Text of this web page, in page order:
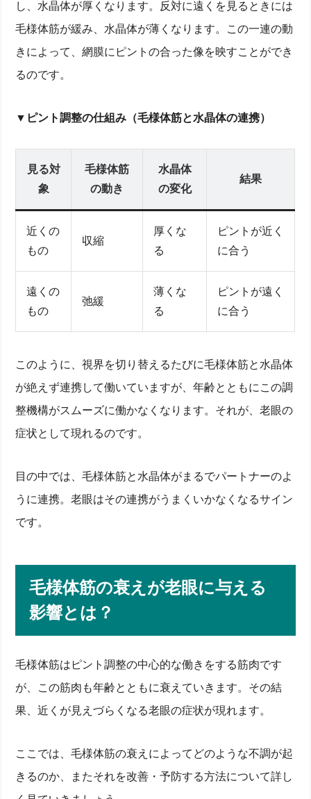
し、水晶体が厚くなります。反対に遠くを見るときには
毛様体筋が緩み、水晶体が薄くなります。この一連の動
きによって、網膜にピントの合った像を映すことができ
るのです。
▼ピント調整の仕組み（毛様体筋と水晶体の連携）
見る対
象
毛様体筋
の動き
水晶体
の変化
結果
近くの
もの
収縮
厚くな
る
ピントが近く
に合う
遠くの
もの
弛緩
薄くな
る
ピントが遠く
に合う
このように、視界を切り替えるたびに毛様体筋と水晶体
が絶えず連携して働いていますが、年齢とともにこの調
整機構がスムーズに働かなくなります。それが、老眼の
症状として現れるのです。
目の中では、毛様体筋と水晶体がまるでパートナーのよ
うに連携。老眼はその連携がうまくいかなくなるサイン
です。
毛様体筋の衰えが老眼に与える
影響とは？
毛様体筋はピント調整の中心的な働きをする筋肉です
が、この筋肉も年齢とともに衰えていきます。その結
果、近くが見えづらくなる老眼の症状が現れます。
ここでは、毛様体筋の衰えによってどのような不調が起
きるのか、またそれを改善・予防する方法について詳し